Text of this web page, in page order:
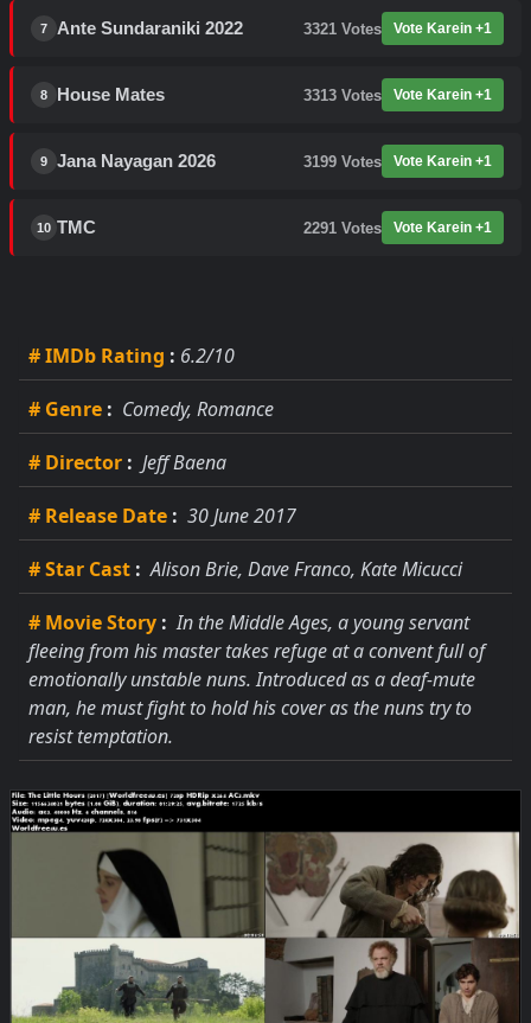
7 Ante Sundaraniki 2022 3321 Votes Vote Karein +1
8 House Mates 3313 Votes Vote Karein +1
9 Jana Nayagan 2026 3199 Votes Vote Karein +1
10 TMC 2291 Votes Vote Karein +1
# IMDb Rating : 6.2/10
# Genre : Comedy, Romance
# Director : Jeff Baena
# Release Date : 30 June 2017
# Star Cast : Alison Brie, Dave Franco, Kate Micucci
# Movie Story : In the Middle Ages, a young servant
fleeing from his master takes refuge at a convent full of
emotionally unstable nuns. Introduced as a deaf-mute
man, he must fight to hold his cover as the nuns try to
resist temptation.